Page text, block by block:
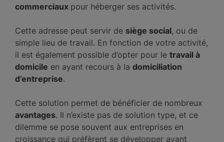
commerciaux pour héberger ses activités.
Cette adresse peut servir de siège social, ou de
simple lieu de travail. En fonction de votre activité,
il est également possible d’opter pour le travail à
domicile en ayant recours à la domiciliation
d’entreprise.
Cette solution permet de bénéficier de nombreux
avantages. Il n’existe pas de solution type, et ce
dilemme se pose souvent aux entreprises en
croissance qui préfèrent se développer avant